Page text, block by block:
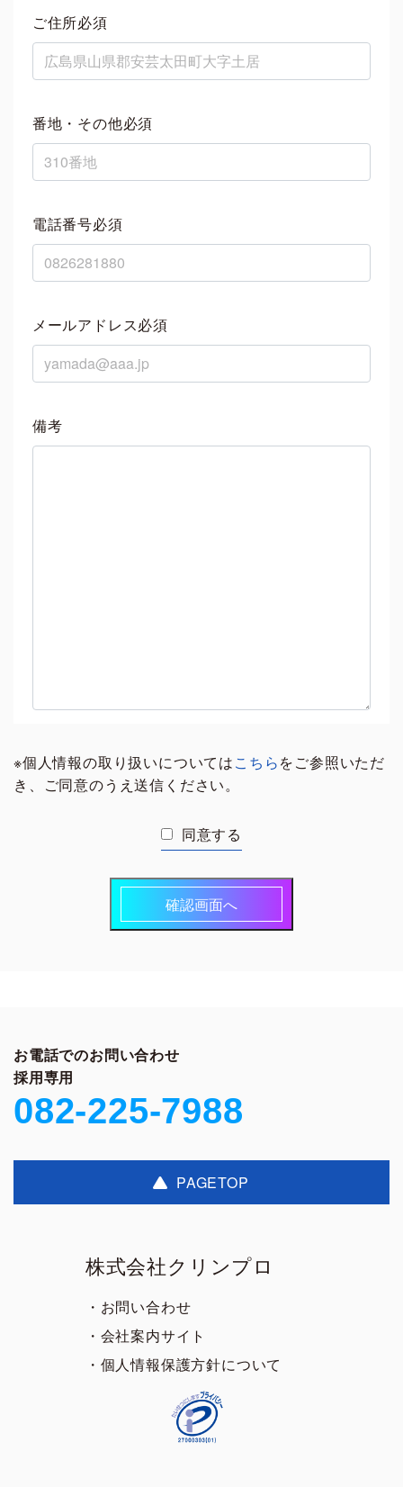
ご住所必須
番地・その他必須
電話番号必須
メールアドレス必須
備考
※個人情報の取り扱いについてはこちらをご参照いただ
き、ご同意のうえ送信ください。
同意する
確認画面へ
株式会社クリンプロ
・お問い合わせ
・会社案内サイト
・個人情報保護方針について
お電話でのお問い合わせ
採用専用
082-225-7988
PAGETOP